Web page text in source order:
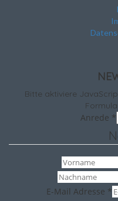
Bitte aktiviere
Anrede *
E-Mail Adresse *